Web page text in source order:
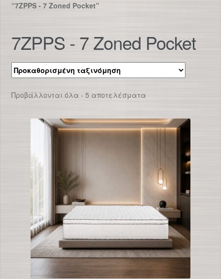
“7ZPPS - 7 Zoned Pocket”
7ZPPS - 7 Zoned Pocket
Προβάλλονται όλα - 5 αποτελέσματα